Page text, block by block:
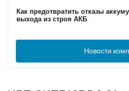
Как предотвратить отказы
выхода из строя АКБ
С 3–4 ноября 2025 г.
товара производиться не будет!
Новости